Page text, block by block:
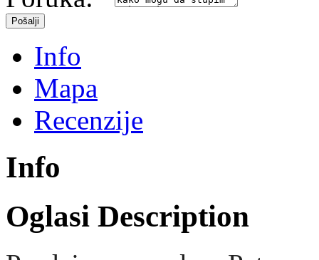
Info
Mapa
Recenzije
Info
Oglasi Description